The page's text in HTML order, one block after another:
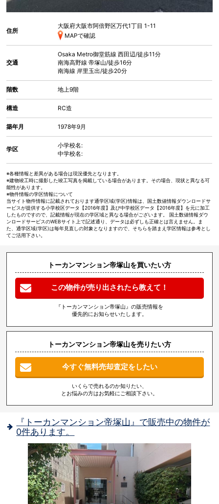
住所
大阪府大阪市阿倍野区万代1丁目 1-11
MAPで確認
交通
Osaka Metro御堂筋線西田辺/徒歩11分
南海高野線帝塚山/徒歩16分
南海線 岸里玉出/徒歩20分
階数 地上9階
構造 RC造
築年月 1978年9月
学区
小学校名:
中学校名:
※各種情報と差異がある場合は現況優先となります。
※建物竣工時に撮影した竣工写真を掲載している場合があります。その場合、現状と異なる可
能性があります。
※物件情報の学区情報について
当サイト物件情報に記載されております通学区域(学区)情報は、国土数値情報ダウンロードサ
ービスが提供する小学校区データ【2016年度】及び中学校区データ【2016年度】を元に加工
したものですので、記載情報が現在の学区域と異なる場合がございます。 国土数値情報ダウ
ンロードサービスのWEBサイト上で記述通り、データは必ずしも正確とは言えません。ま
た、通学区域(学区)は毎年見直しの対象となりますので、そちらを踏まえ学区情報は参考とし
てご活用下さい。
トーカンマンション帝塚山を買いたい方
この物件が売り出されたら教えて！
『トーカンマンション帝塚山』の販売情報を
優先的にお知らせいたします。
トーカンマンション帝塚山を売りたい方
今すぐ無料売却査定をしたい
いくらで売れるのか知りたい、
とお悩みの方はお気軽にご相談下さい。
『トーカンマンション帝塚山』で販売中の物件が
0件あります。